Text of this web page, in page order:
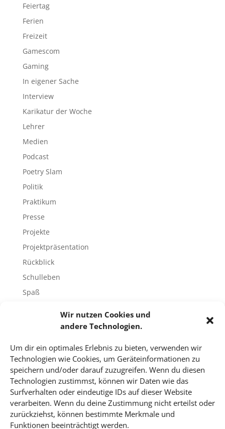
Wir nutzen Cookies und
andere Technologien.
Um dir ein optimales Erlebnis zu bieten, verwenden wir
Technologien wie Cookies, um Geräteinformationen zu
speichern und/oder darauf zuzugreifen. Wenn du diesen
Technologien zustimmst, können wir Daten wie das
Surfverhalten oder eindeutige IDs auf dieser Website
verarbeiten. Wenn du deine Zustimmung nicht erteilst oder
zurückziehst, können bestimmte Merkmale und
Funktionen beeinträchtigt werden.
Feiertag
Ferien
Freizeit
Gamescom
Gaming
In eigener Sache
Interview
Karikatur der Woche
Lehrer
Medien
Podcast
Poetry Slam
Politik
Praktikum
Presse
Projekte
Projektpräsentation
Rückblick
Schulleben
Spaß
Unbekannte Orte
Uncategorized
Unterricht
Video
Veranstaltungen